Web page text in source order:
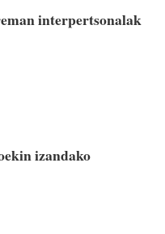
interpertsonalak
izandako